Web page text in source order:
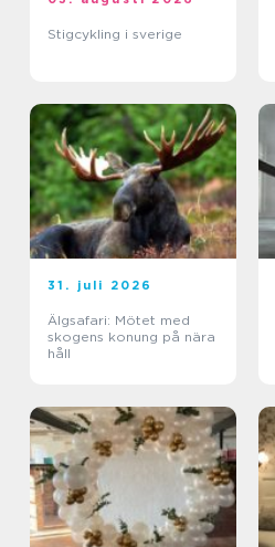
Stigcykling i sverige
31. juli 2026
Älgsafari: Mötet med
skogens konung på nära
håll